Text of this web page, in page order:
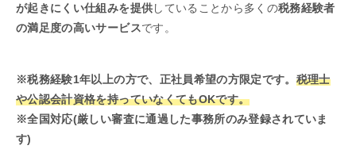
が起きにくい仕組みを提供していることから多くの税務経験者
の満足度の高いサービスです。
※税務経験1年以上の方で、正社員希望の方限定です。 税理士
や公認会計資格を持っていなくてもOKです。
※全国対応(厳しい審査に通過した事務所のみ登録されていま
す)